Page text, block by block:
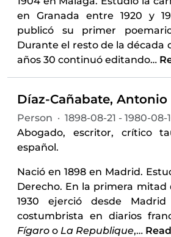
en Granada entre 1920 y
publicó su primer
Durante el resto de la década
años 30 continuó editando…
Person · 1898-08-21 - 1980-08-
Abogado, escritor, crítico
español.
Nació en 1898 en Madrid.
Derecho. En la primera mitad
1930 ejerció desde
costumbrista en diarios
Fígaro o La Republique,…